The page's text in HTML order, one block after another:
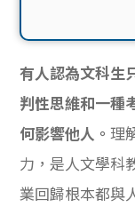
有人認為文科生
判性思維和一種
何影響他人。理
力，是人文學科
業回歸根本都與